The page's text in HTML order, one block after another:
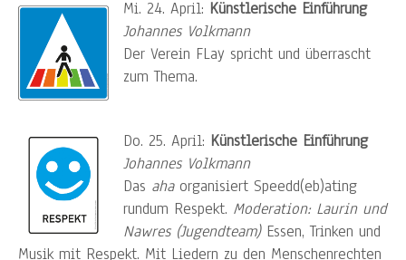
Mi. 24. April: Künstlerische Einführung
Johannes Volkmann
Der Verein FLay spricht und überrascht
zum Thema.
Do. 25. April: Künstlerische Einführung
Johannes Volkmann
Das aha organisiert Speedd(eb)ating
rundum Respekt. Moderation: Laurin und
Nawres (Jugendteam) Essen, Trinken und
Musik mit Respekt. Mit Liedern zu den Menschenrechten